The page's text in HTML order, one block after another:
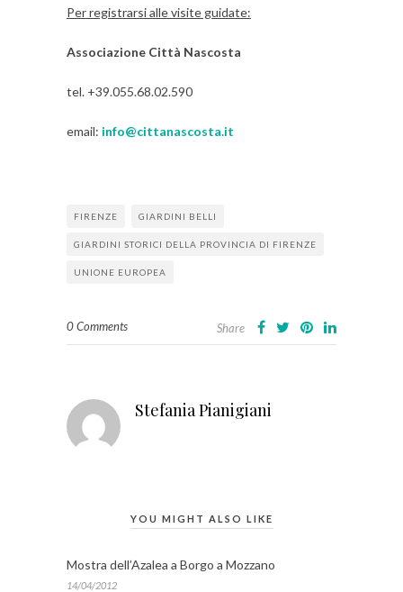
Per registrarsi alle visite guidate:
Associazione Città Nascosta
tel. +39.055.68.02.590
email: info@cittanascosta.it
FIRENZE GIARDINI BELLI
GIARDINI STORICI DELLA PROVINCIA DI FIRENZE
UNIONE EUROPEA
0 Comments Share
Stefania Pianigiani
YOU MIGHT ALSO LIKE
Mostra dell’Azalea a Borgo a Mozzano
14/04/2012